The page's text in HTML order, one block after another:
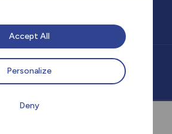
Deny
Personalize
Accept All